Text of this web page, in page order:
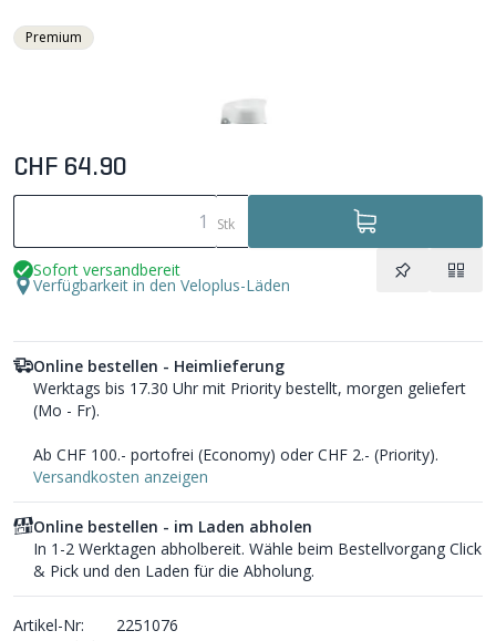
Premium
CHF 64.90
Stk
Sofort versandbereit
Verfügbarkeit in den Veloplus-Läden
Online bestellen - Heimlieferung
Werktags bis 17.30 Uhr mit Priority bestellt, morgen geliefert
(Mo - Fr).
Ab CHF 100.- portofrei (Economy) oder CHF 2.- (Priority).
Versandkosten anzeigen
Online bestellen - im Laden abholen
In 1-2 Werktagen abholbereit. Wähle beim Bestellvorgang Click
& Pick und den Laden für die Abholung.
Artikel-Nr:
2251076